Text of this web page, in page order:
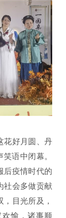
花好月圆、丹
语中闭幕。
后疫情时代的
社会多做贡献
目光所及，
愉，诸事顺